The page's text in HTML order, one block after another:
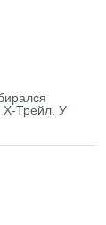
Х-Трейл. У